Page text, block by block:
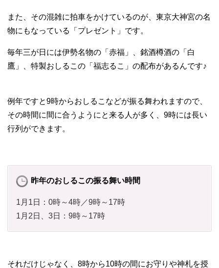
また、その混雑に拍車をかけているのが、東京大神宮の名
物にもなっている「プレゼント」です。
毎年三が日には伊勢名物の「赤福」、銘酒樽酒の「白
鷹」、特製おしるこの「福志るこ」の配布があるんです♪
例年ですと9時からおしるこなどが振る舞われますので、
その時間に間に合うようにと来る人が多く、9時には長い
行列ができます。
昨年のおしるこの振る舞い時間
1月1日：0時～4時／9時～17時
1月2日、3日：9時～17時
それだけじゃなく、8時から10時の間にお守りや神札を授